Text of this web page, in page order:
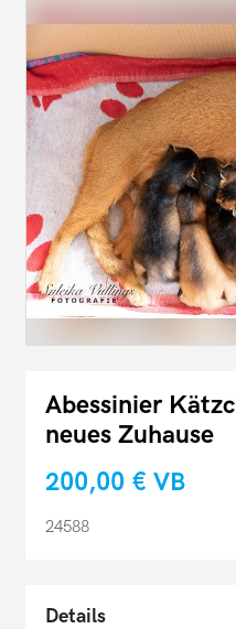
Abessinier
neues Zuhause
200,00 € VB
24588
Details